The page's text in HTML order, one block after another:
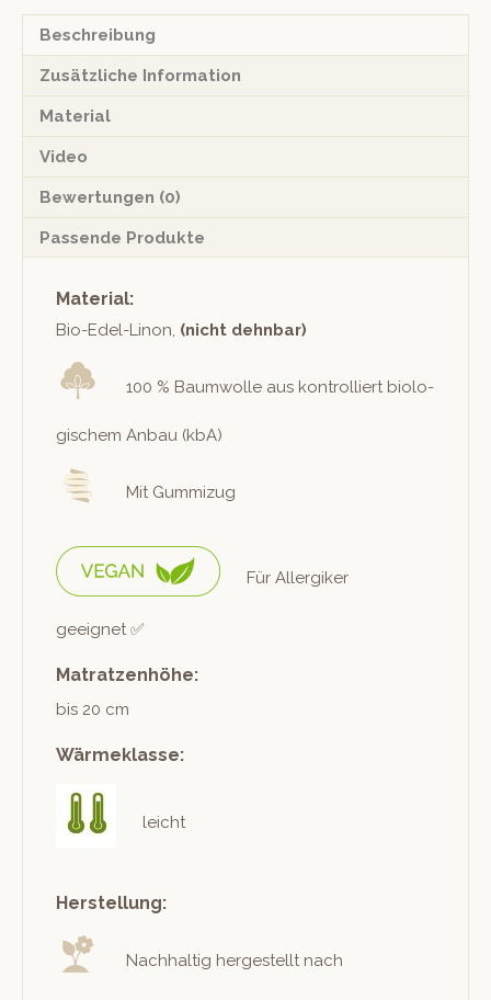
Menge
Beschreibung
Zusätzliche Information
Material
Video
Bewertungen (0)
Passende Produkte
Material:
Bio-Edel-Linon, (nicht dehn­bar)
100 % Baum­wolle aus kon­trol­liert biol­o­
gis­chem Anbau (kbA)
Mit Gummizug
Für Allergik­er
geeignet ✅
Matratzenhöhe:
bis 20 cm
Wärmeklasse:
leicht
Herstellung:
Nach­haltig hergestellt nach